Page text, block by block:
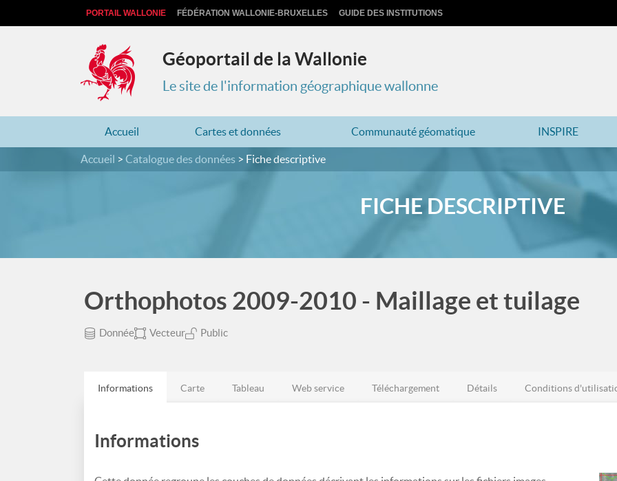
PORTAIL WALLONIE FÉDÉRATION WALLONIE-BRUXELLES GUIDE DES INSTITUTIONS
Géoportail de la Wallonie
Le site de l'information géographique wallonne
Accueil Cartes et données Communauté géomatique INSPIRE
Accueil Catalogue des données Fiche descriptive
FICHE DESCRIPTIVE
Orthophotos 2009-2010 - Maillage et tuilage
Donnée Vecteur Public
Informations Carte Tableau Web service Téléchargement Détails Conditions
Informations